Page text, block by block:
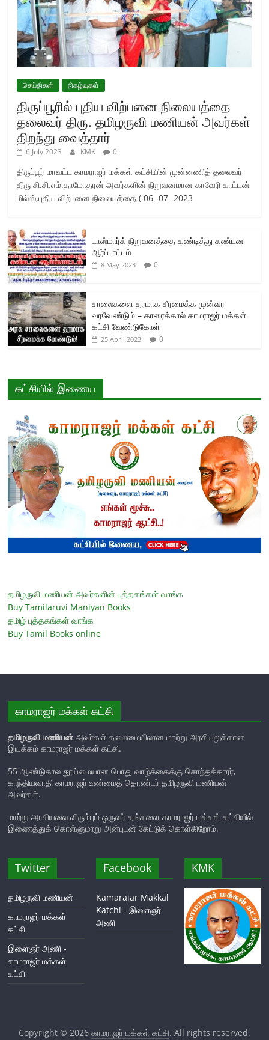
செய்திகள் நிகழ்வுகள்
திருப்பூரில் புதிய விற்பனை நிலையத்தை
தலைவர் திரு. தமிழருவி மணியன் அவர்கள்
திறந்து வைத்தார்
6 July 2023 KMK 0
திருப்பூர் மாவட்ட காமராஜர் மக்கள் கட்சியின் முன்னணித் தலைவர்
திரு சி.சி.எம்.தாமோதரன் அவர்களின் நிறுவனமான காவேரி காட்டன்
மில்ஸ்,புதிய விற்பனை நிலையத்தை ( 06 -07 -2023
டாஸ்மார்க் நிறுவனத்தை கண்டித்து கண்டன
ஆர்ப்பாட்டம்
8 May 2023 0
சாலைகளை தரமாக சீரமைக்க முன்வர
வரவேண்டும் – காரைக்கால் காமராஜர் மக்கள்
கட்சி வேண்டுகோள்
25 April 2023 0
கட்சியில் இணைய
தமிழருவி மணியன் அவர்களின் புத்தகங்கள் வாங்க
Buy Tamilaruvi Maniyan Books
தமிழ் புத்தகங்கள் வாங்க
Buy Tamil Books online
காமராஜர் மக்கள் கட்சி
தமிழருவி மணியன் அவர்கள் தலைமையிலான மாற்று அரசியலுக்கான
இயக்கம் காமராஜர் மக்கள் கட்சி.
55 ஆண்டுகால தூய்மையான பொது வாழ்க்கைக்கு சொந்தக்காரர்,
காந்தியவாதி காமராஜர் உண்மைத் தொண்டர் தமிழருவி மணியன்
அவர்கள்.
மாற்று அரசியலை விரும்பும் ஒருவர் தங்களை காமராஜர் மக்கள் கட்சியில்
இணைத்துக் கொள்ளுமாறு அன்புடன் கேட்டுக் கொள்கிறோம்.
Twitter
தமிழருவி மணியன்
காமராஜர் மக்கள்
கட்சி
இளைஞர் அணி -
காமராஜர் மக்கள்
கட்சி
Facebook
Kamarajar Makkal
Katchi - இளைஞர்
அணி
KMK
Copyright © 2026 காமராஜர் மக்கள் கட்சி. All rights reserved.